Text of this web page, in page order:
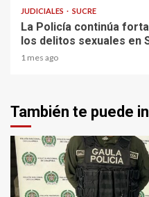
JUDICIALES SUCRE
La Policía continúa
los delitos sexuales en
1 mes ago
También te puede